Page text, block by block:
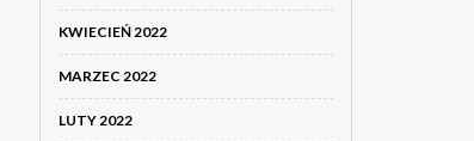
KWIECIEŃ 2022
MARZEC 2022
LUTY 2022